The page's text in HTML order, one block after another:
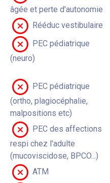
âgée et perte d'autonomie
Rééduc vestibulaire
PEC pédiatrique
(neuro)
PEC pédiatrique
(ortho, plagiocéphalie,
malpositions etc)
PEC des affections
respi chez l'adulte
(mucoviscidose, BPCO...)
ATM